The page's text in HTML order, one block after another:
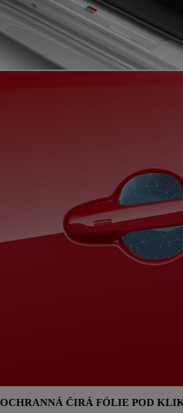
OCHRANNÁ ČIRÁ FÓLIE POD